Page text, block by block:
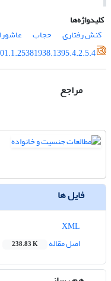
کلیدواژه‌ها
کنش رفتاری
حجاب عاشورا
مراجع
فایل ها
اصل مقاله
238.83 K